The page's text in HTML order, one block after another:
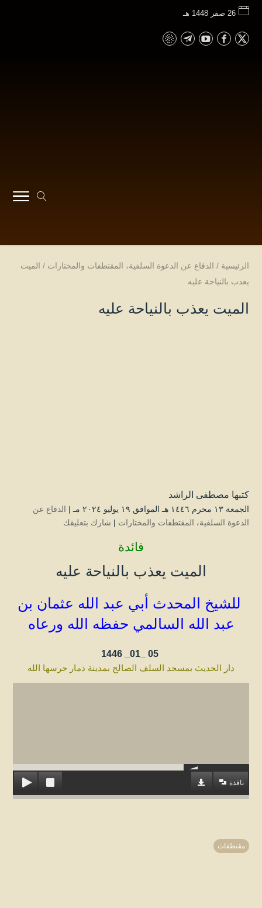
26 صفر 1448 هـ
الرئيسية / الدفاع عن الدعوة السلفية، المقتطفات والمختارات / الميت
يعذب بالنياحة عليه
الميت يعذب بالنياحة عليه
كتبها مصطفى الراشد
الجمعة ۱۳ محرم ۱٤٤٦ هـ الموافق ۱۹ يوليو ۲۰۲٤ مـ |
الدفاع عن
الدعوة السلفية، المقتطفات والمختارات | شارك بتعليقك
فائدة
الميت يعذب بالنياحة عليه
للشيخ المحدث أبي عبد الله عثمان بن
عبد الله السالمي حفظه الله ورعاه
1446
دار الحديث بمسجد السلف الصالح بمدينة ذمار حرسها الله
نافذة
مقتطفات